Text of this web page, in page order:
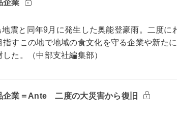
企業
震と同年9月に発生した奥能登豪雨。二度に
すこの地で地域の食文化を守る企業や新た
た。（中部支社編集部）
企業＝Ante 二度の大災害から復旧